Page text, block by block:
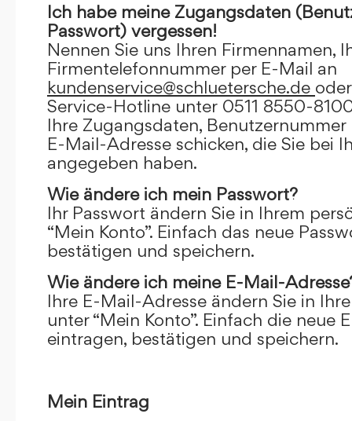
Ich habe meine Zugangsdaten
Passwort) vergessen!
Nennen Sie uns Ihren Firmennamen,
Firmentelefonnummer per E-Mail an
kundenservice@schluetersche.de
Service-Hotline unter 0511 8550-
Ihre Zugangsdaten,
E-Mail-Adresse schicken, die Sie bei
angegeben haben.
Wie ändere ich mein Passwort?
Ihr Passwort ändern Sie in Ihrem
“Mein Konto”. Einfach das neue
bestätigen und speichern.
Wie ändere ich meine E-Mail-
Ihre E-Mail-Adresse ändern Sie in
unter “Mein Konto”. Einfach die neue
eintragen, bestätigen und speichern.
Mein Eintrag